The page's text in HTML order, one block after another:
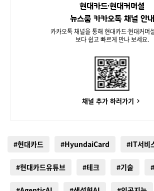
현대카드∙현대커머셜
뉴스룸 카카오톡 채널 안내
카카오톡 채널을 통해 현대카드∙현대커머
보다 쉽고 빠르게 만나 보세요.
채널 추가 하러가기
#현대카드 #HyundaiCard #IT서비
#현대카드유튜브 #테크 #기술